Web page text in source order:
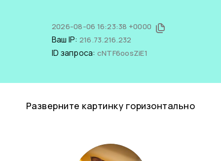
2026-08-06 16:23:38 +0000
Ваш IP: 216.73.216.232
ID запроса: cNTF6oosZiE1
Разверните картинку горизонтально